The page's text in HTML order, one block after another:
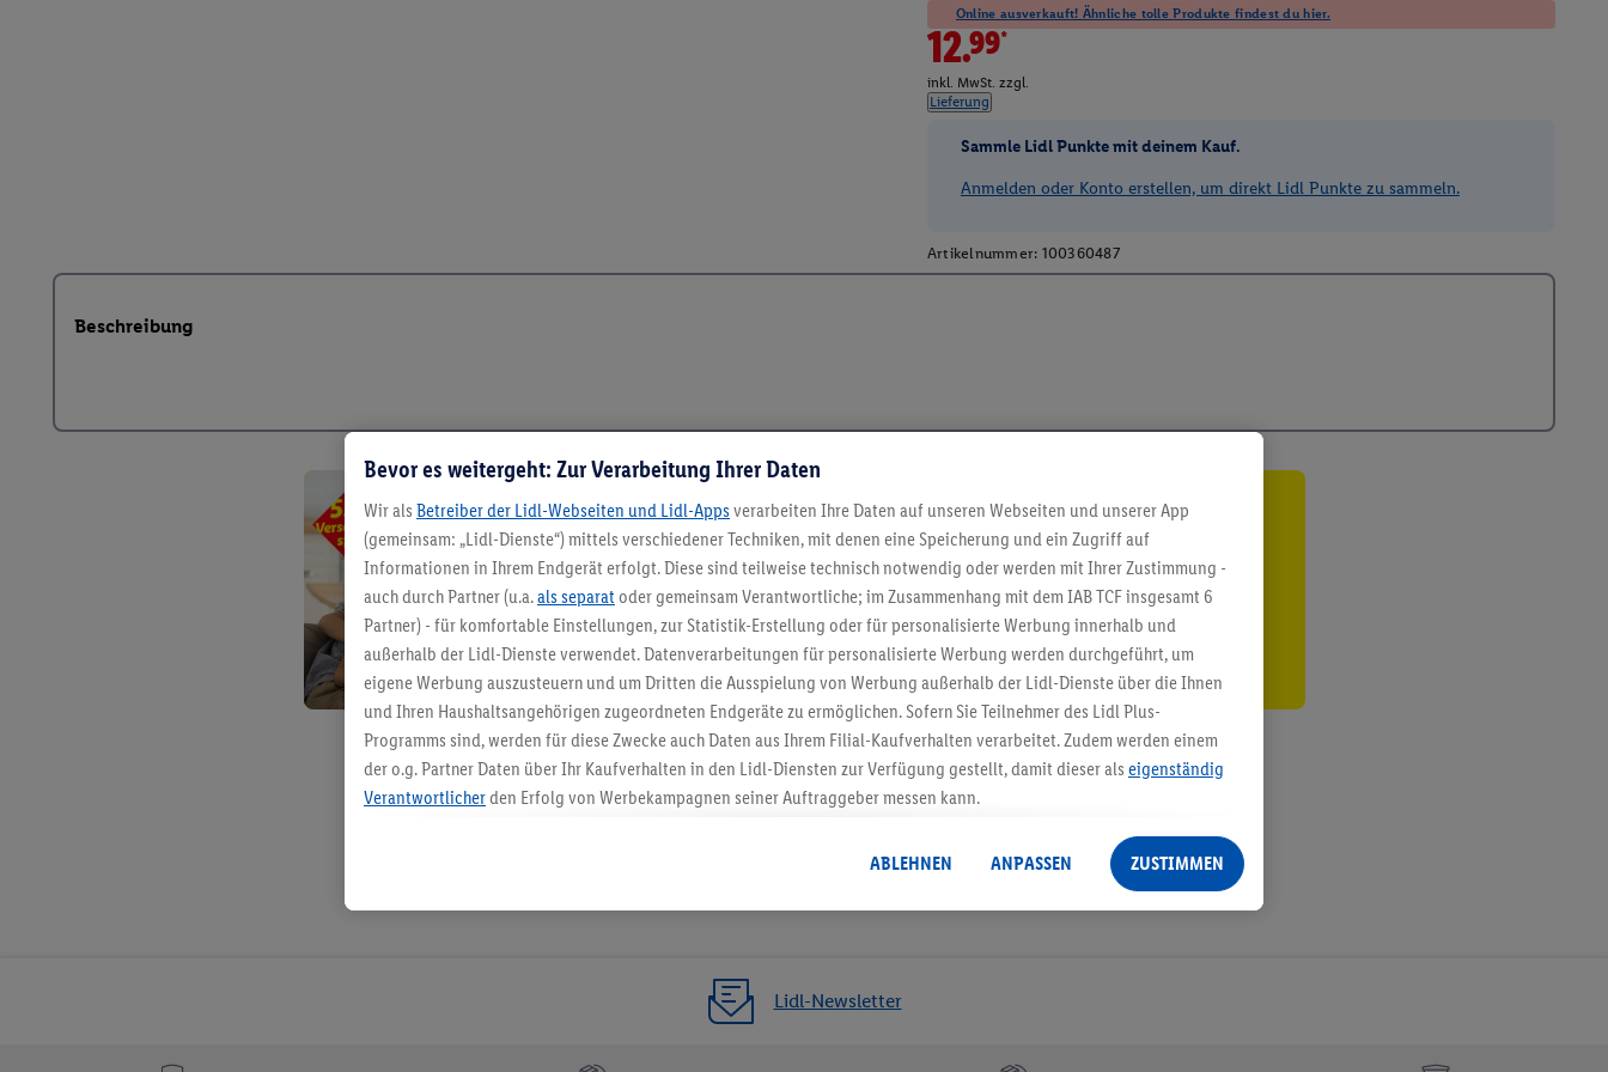
Online ausverkauft! Ähnliche tolle Produkte findest du hier.
12.99*
inkl. MwSt. zzgl.
Lieferung
Sammle Lidl Punkte mit deinem Kauf.
Anmelden oder Konto erstellen, um direkt Lidl Punkte zu sammeln.
Artikelnummer: 100360487
Beschreibung
5.95 € Versand sparen³²ᵃ
Jetzt zum Newsletter anmelden
Gutschein sichern!
Lidl-Newsletter
Bevor es weitergeht: Zur Verarbeitung Ihrer Daten
Wir als Betreiber der Lidl-Webseiten und Lidl-Apps verarbeiten Ihre Daten auf unseren Webseiten und unserer App
(gemeinsam: „Lidl-Dienste“) mittels verschiedener Techniken, mit denen eine Speicherung und ein Zugriff auf
Informationen in Ihrem Endgerät erfolgt. Diese sind teilweise technisch notwendig oder werden mit Ihrer Zustimmung -
auch durch Partner (u.a.als separat oder gemeinsam Verantwortliche; im Zusammenhang mit dem IAB TCF insgesamt 6
Partner) - für komfortable Einstellungen, zur Statistik-Erstellung oder für personalisierte Werbung innerhalb und
außerhalb der Lidl-Dienste verwendet. Datenverarbeitungen für personalisierte Werbung werden durchgeführt, um
eigene Werbung auszusteuern und um Dritten die Ausspielung von Werbung außerhalb der Lidl-Dienste über die Ihnen
und Ihren Haushaltsangehörigen zugeordneten Endgeräte zu ermöglichen. Sofern Sie Teilnehmer des Lidl Plus-
Programms sind, werden für diese Zwecke auch Daten aus Ihrem Filial-Kaufverhalten verarbeitet. Zudem werden einem
der o.g. Partner Daten über Ihr Kaufverhalten in den Lidl-Diensten zur Verfügung gestellt, damit dieser als eigenständig
Verantwortlicherden Erfolg von Werbekampagnen seiner Auftraggeber messen kann.
angereicherten Profilen. Dies umfasst die Zusammenführung von Daten (z.B. über Ihre Nutzung der Lidl-Dienste, Ihr
Kaufverhalten in den Lidl-Diensten, Informationen aus Ihrem Kundenkonto - z.B. Alter oder Geschlecht - sowie Ihre
genauen Standortdaten) auch über verschiedene Endgeräte und Lidl-Dienste hinweg einschließlich dem Speichern von
Erfolgsmessung der Werbung, zur Zielgruppenforschung, zur Entwicklung von Angeboten sowie zur technischen
Sicherung und Optimierung dieser Werbeausspielungen.
ABLEHNEN ANPASSEN ZUSTIMMEN